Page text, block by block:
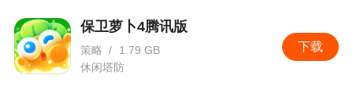
上限，最高可累计三天。
3.优化：“机密商店”商品“新型火控元件”的每月
下载
保卫萝卜4腾讯版
策略 /
1.79 GB
休闲塔防